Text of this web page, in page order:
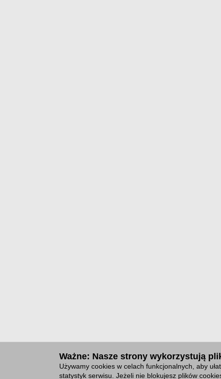
Ważne: Nasze strony wykorzystują
Używamy cookies w celach funkcjonalnych, aby
statystyk serwisu. Jeżeli nie blokujesz plików